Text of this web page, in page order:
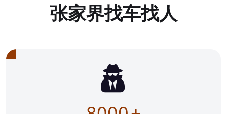
张家界找车找人